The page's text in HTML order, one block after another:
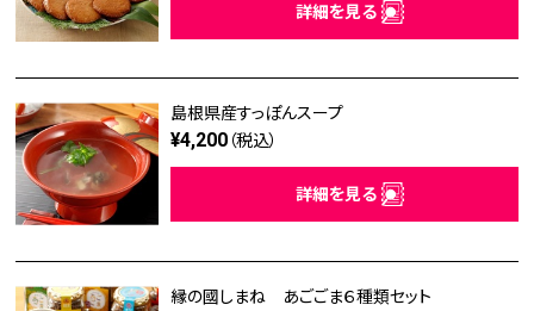
詳細を見る
島根県産すっぽんスープ
¥4,200 （税込）
詳細を見る
縁の國しまね あごごま６種類セット